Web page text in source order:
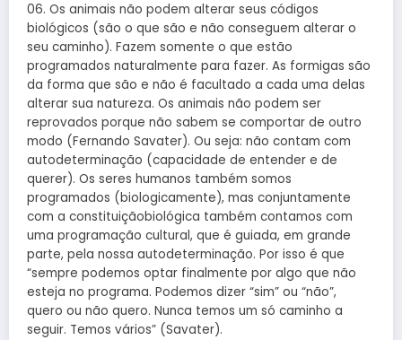
06. Os animais não podem alterar seus códigos
biológicos (são o que são e não conseguem alterar o
seu caminho). Fazem somente o que estão
programados naturalmente para fazer. As formigas são
da forma que são e não é facultado a cada uma delas
alterar sua natureza. Os animais não podem ser
reprovados porque não sabem se comportar de outro
modo (Fernando Savater). Ou seja: não contam com
autodeterminação (capacidade de entender e de
querer). Os seres humanos também somos
programados (biologicamente), mas conjuntamente
com a constituiçãobiológica também contamos com
uma programação cultural, que é guiada, em grande
parte, pela nossa autodeterminação. Por isso é que
“sempre podemos optar finalmente por algo que não
esteja no programa. Podemos dizer “sim” ou “não”,
quero ou não quero. Nunca temos um só caminho a
seguir. Temos vários” (Savater).